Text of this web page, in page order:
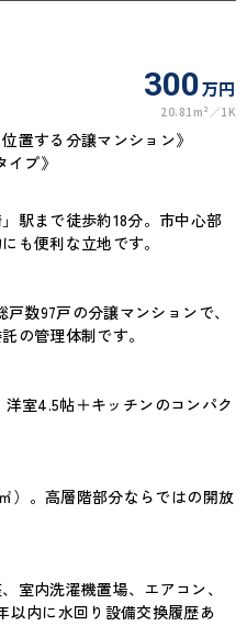
300万円
20.81m² 1K
置する分譲マンション》
プ》
駅まで徒歩約18分。市中心部
も便利な立地です。
数97戸の分譲マンションで、
の管理体制です。
室4.5帖＋キッチンのコンパク
）。高層階部分ならではの開放
室内洗濯機置場、エアコン、
以内に水回り設備交換履歴あ